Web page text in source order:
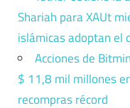
Shariah para XAUt
islámicas adoptan el
Acciones de
$ 11,8 mil millones
recompras récord